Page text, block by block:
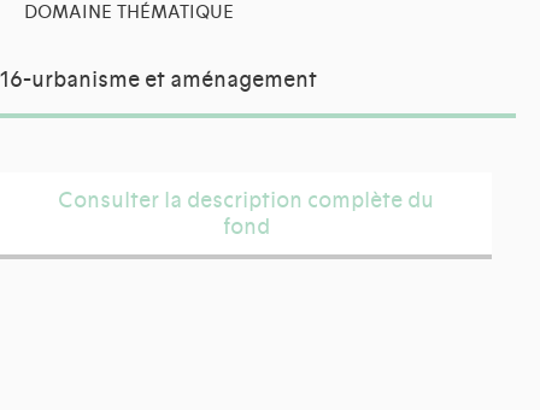
DOMAINE THÉMATIQUE
16-urbanisme et aménagement
Consulter la description complète du
fond